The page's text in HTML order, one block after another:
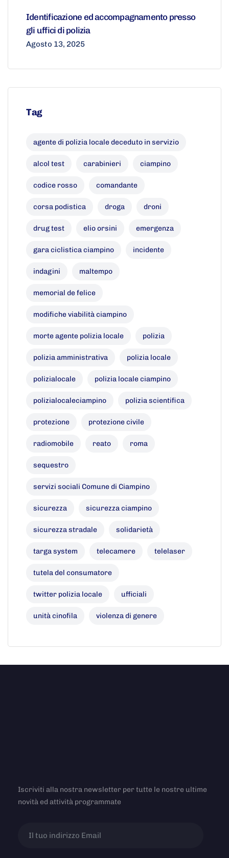
Identificazione ed accompagnamento presso
gli uffici di polizia
Agosto 13, 2025
Tag
agente di polizia locale deceduto in servizio
alcol test carabinieri ciampino
codice rosso comandante
corsa podistica droga droni
drug test elio orsini emergenza
gara ciclistica ciampino incidente
indagini maltempo
memorial de felice
modifiche viabilità ciampino
morte agente polizia locale polizia
polizia amministrativa polizia locale
polizialocale polizia locale ciampino
polizialocaleciampino polizia scientifica
protezione protezione civile
radiomobile reato roma
sequestro
servizi sociali Comune di Ciampino
sicurezza sicurezza ciampino
sicurezza stradale solidarietà
targa system telecamere telelaser
tutela del consumatore
twitter polizia locale ufficiali
unità cinofila violenza di genere
Iscriviti alla nostra newsletter per tutte le nostre ultime
novità ed attività programmate